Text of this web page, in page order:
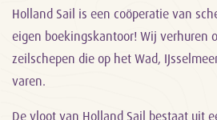
Holland Sail is een coöperatie van
eigen boekingskantoor! Wij verhuren
zeilschepen die op het Wad,
varen.
De vloot van Holland Sail bestaat uit